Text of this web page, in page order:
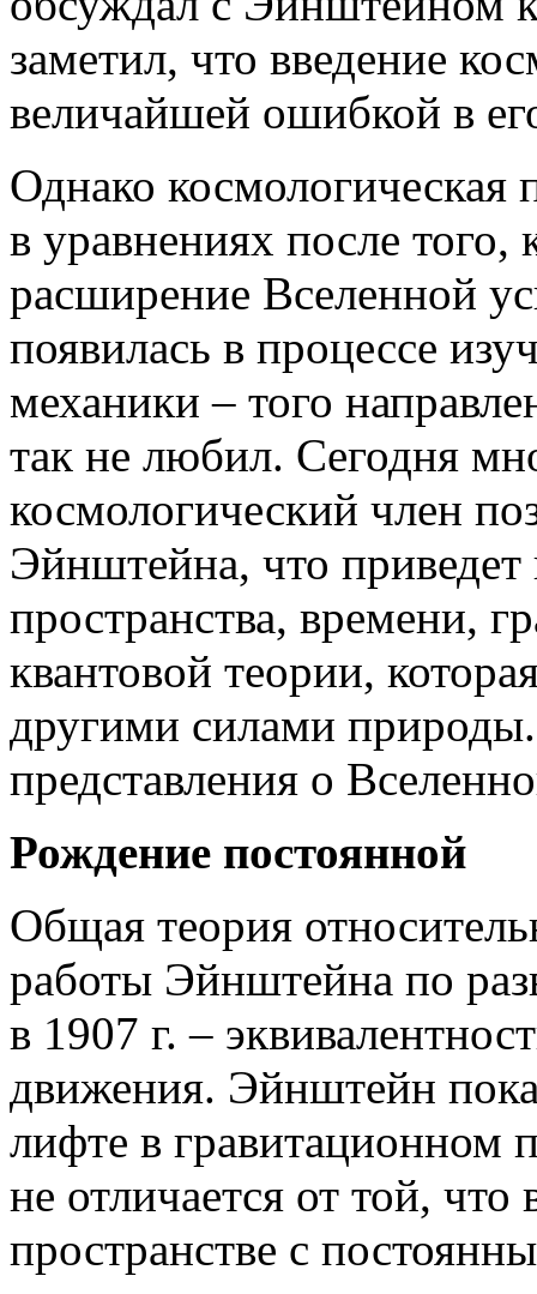
заметил, что введение
величайшей ошибкой в
Однако космологическая
в уравнениях после того,
расширение Вселенной
появилась в процессе
механики – того
так не любил. Сегодня
космологический член
Эйнштейна, что
пространства, времени,
квантовой теории,
другими силами
представления о
Рождение постоянной
Общая теория
работы Эйнштейна по
в 1907 г. –
движения. Эйнштейн
лифте в гравитационном
не отличается от той,
пространстве с